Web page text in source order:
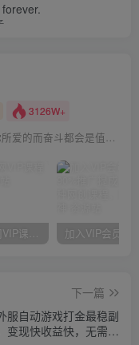
3126W+
不管你面对的是什么，为你所爱的而奋斗都会是值得的
官方正品 全网VIP课程 无损下载~
下一篇
服自动游戏打金最稳副
变现快收益快，无需人